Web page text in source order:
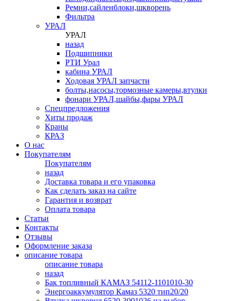
Ремни,сайленблоки,шкворень
Фильтра
УРАЛ
УРАЛ
назад
Подшипники
РТИ Урал
кабина УРАЛ
Ходовая УРАЛ запчасти
болты,насосы,тормозные камеры,втулки
фонари УРАЛ,шайбы,фары УРАЛ
Спецпредложения
Хиты продаж
Краны
КРАЗ
О нас
Покупателям
Покупателям
назад
Доставка товара и его упаковка
Как сделать заказ на сайте
Гарантия и возврат
Оплата товара
Статьи
Контакты
Отзывы
Оформление заказа
описание товара
описание товара
назад
Бак топливный КАМАЗ 54112-1101010-30
Энергоаккумулятор Камаз 5320 тип20/20